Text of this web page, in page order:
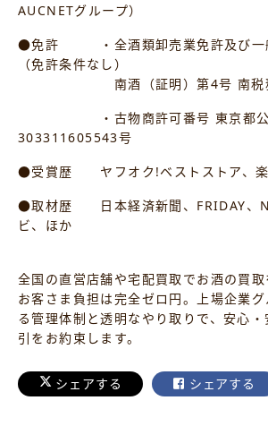
AUCNETグループ）
●免許 ・全酒類卸売業免許及び一
（免許条件なし）
南酒（証明）第4号 南税
・古物商許可番号 東京都公安
303311605543号
●受賞歴 ヤフオク!ベストストア、楽
●取材歴 日本経済新聞、FRIDAY、
ビ、ほか
全国の直営店舗や宅配買取でお酒の買取
お客さま負担は完全ゼロ円。上場企業
る管理体制と透明なやり取りで、安心
引をお約束します。
シェアする シェアする